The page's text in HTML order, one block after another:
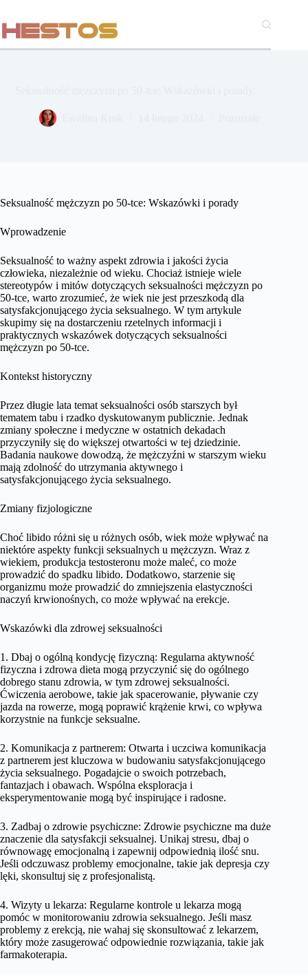
treści
Seksualność mężczyzn po 50-tce: Wskazówki i porady
Wprowadzenie
Seksualność to ważny aspekt zdrowia i jakości życia
człowieka, niezależnie od wieku. Chociaż istnieje wiele
stereotypów i mitów dotyczących seksualności mężczyzn po
50-tce, warto zrozumieć, że wiek nie jest przeszkodą dla
satysfakcjonującego życia seksualnego. W tym artykule
skupimy się na dostarczeniu rzetelnych informacji i
praktycznych wskazówek dotyczących seksualności
mężczyzn po 50-tce.
Kontekst historyczny
Przez długie lata temat seksualności osób starszych był
tematem tabu i rzadko dyskutowanym publicznie. Jednak
zmiany społeczne i medyczne w ostatnich dekadach
przyczyniły się do większej otwartości w tej dziedzinie.
Badania naukowe dowodzą, że mężczyźni w starszym wieku
mają zdolność do utrzymania aktywnego i
satysfakcjonującego życia seksualnego.
Zmiany fizjologiczne
Choć libido różni się u różnych osób, wiek może wpływać na
niektóre aspekty funkcji seksualnych u mężczyzn. Wraz z
wiekiem, produkcja testosteronu może maleć, co może
prowadzić do spadku libido. Dodatkowo, starzenie się
organizmu może prowadzić do zmniejszenia elastyczności
naczyń krwionośnych, co może wpływać na erekcje.
Wskazówki dla zdrowej seksualności
1. Dbaj o ogólną kondycję fizyczną: Regularna aktywność
fizyczna i zdrowa dieta mogą przyczynić się do ogólnego
dobrego stanu zdrowia, w tym zdrowej seksualności.
Ćwiczenia aerobowe, takie jak spacerowanie, pływanie czy
jazda na rowerze, mogą poprawić krążenie krwi, co wpływa
korzystnie na funkcje seksualne.
2. Komunikacja z partnerem: Otwarta i uczciwa komunikacja
z partnerem jest kluczowa w budowaniu satysfakcjonującego
życia seksualnego. Pogadajcie o swoich potrzebach,
fantazjach i obawach. Wspólna eksploracja i
eksperymentowanie mogą być inspirujące i radosne.
3. Zadbaj o zdrowie psychiczne: Zdrowie psychiczne ma duże
znaczenie dla satysfakcji seksualnej. Unikaj stresu, dbaj o
równowagę emocjonalną i zapewnij odpowiednią ilość snu.
Jeśli odczuwasz problemy emocjonalne, takie jak depresja czy
lęki, skonsultuj się z profesjonalistą.
4. Wizyty u lekarza: Regularne kontrole u lekarza mogą
pomóc w monitorowaniu zdrowia seksualnego. Jeśli masz
problemy z erekcją, nie wahaj się skonsultować z lekarzem,
który może zasugerować odpowiednie rozwiązania, takie jak
farmakoterapia.